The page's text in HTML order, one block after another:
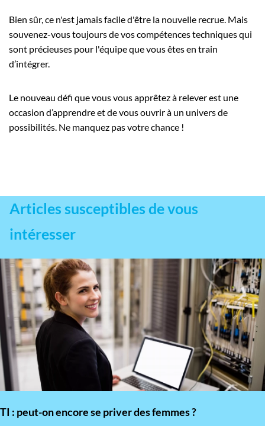
Bien sûr, ce n'est jamais facile d'être la nouvelle recrue. Mais
souvenez-vous toujours de vos compétences techniques qui
sont précieuses pour l'équipe que vous êtes en train
d’intégrer.
Le nouveau défi que vous vous apprêtez à relever est une
occasion d’apprendre et de vous ouvrir à un univers de
possibilités. Ne manquez pas votre chance !
Articles susceptibles de vous
intéresser
TI : peut-on encore se priver des femmes ?